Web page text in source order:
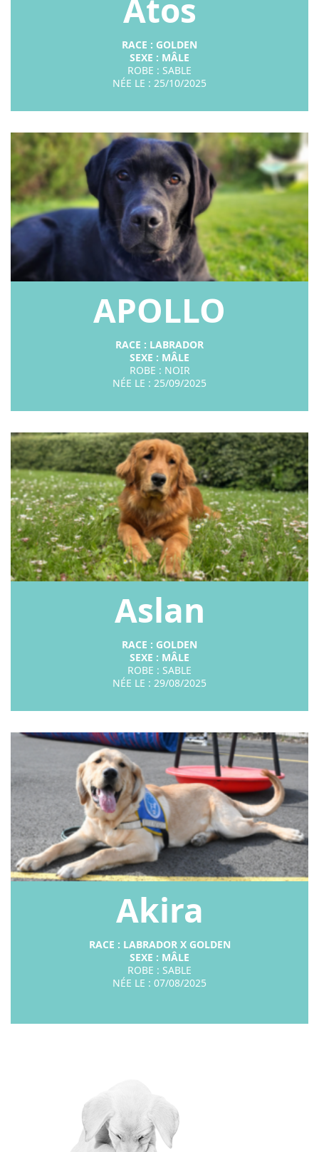
Atos
RACE : GOLDEN
SEXE : MÂLE
ROBE : SABLE
NÉE LE : 25/10/2025
APOLLO
RACE : LABRADOR
SEXE : MÂLE
ROBE : NOIR
NÉE LE : 25/09/2025
Aslan
RACE : GOLDEN
SEXE : MÂLE
ROBE : SABLE
NÉE LE : 29/08/2025
Akira
RACE : LABRADOR X GOLDEN
SEXE : MÂLE
ROBE : SABLE
NÉE LE : 07/08/2025